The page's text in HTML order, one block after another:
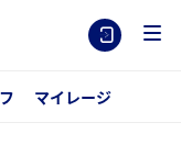
マイレージ